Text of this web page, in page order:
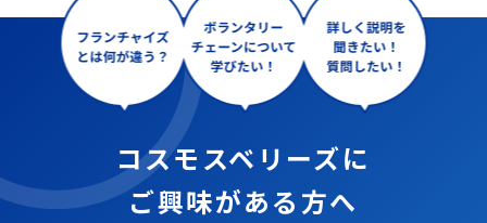
コスモスベリーズに
ご興味がある方へ